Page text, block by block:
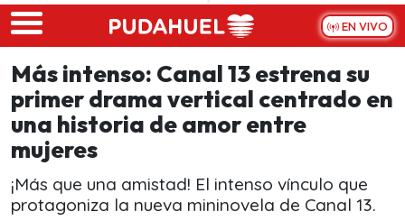
Skip to main content
EN VIVO
Más intenso: Canal 13 estrena su
primer drama vertical centrado en
una historia de amor entre
mujeres
¡Más que una amistad! El intenso vínculo que
protagoniza la nueva mininovela de Canal 13.